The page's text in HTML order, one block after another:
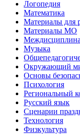
Логопедия
Математика
Материалы для
Материалы МО
Музыка
Окружающий
Основы
Психология
Региональный
Русский язык
Сценарии
Технология
Физкультура